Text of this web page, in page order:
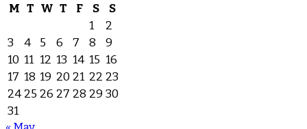
M T W T F S
S
1
2
3
4 5 6 7 8
9
10 11 12 13 14 15 16
17 18 19 20 21 22 23
24 25 26 27 28 29 30
31